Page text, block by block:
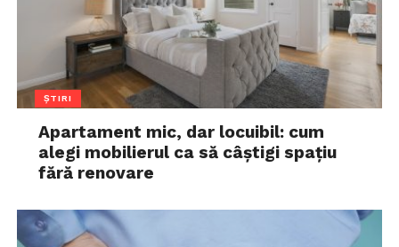
ȘTIRI
Apartament mic, dar locuibil: cum
alegi mobilierul ca să câștigi spațiu
fără renovare